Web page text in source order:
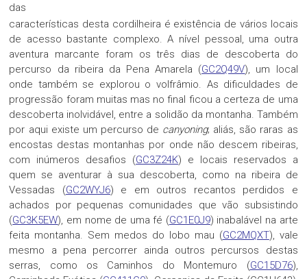
das
características desta cordilheira é existência de vários locais
de acesso bastante complexo. A nível pessoal, uma outra
aventura marcante foram os três dias de descoberta do
percurso da ribeira da Pena Amarela (GC2Q49V), um local
onde também se explorou o volfrâmio. As dificuldades de
progressão foram muitas mas no final ficou a certeza de uma
descoberta inolvidável, entre a solidão da montanha. Também
por aqui existe um percurso de canyoning; aliás, são raras as
encostas destas montanhas por onde não descem ribeiras,
com inúmeros desafios (GC3Z24K) e locais reservados a
quem se aventurar à sua descoberta, como na ribeira de
Vessadas (GC2WYJ6) e em outros recantos perdidos e
achados por pequenas comunidades que vão subsistindo
(GC3K5EW), em nome de uma fé (GC1E0J9) inabalável na arte
feita montanha. Sem medos do lobo mau (GC2MQXT), vale
mesmo a pena percorrer ainda outros percursos destas
serras, como os Caminhos do Montemuro (GC15D76),